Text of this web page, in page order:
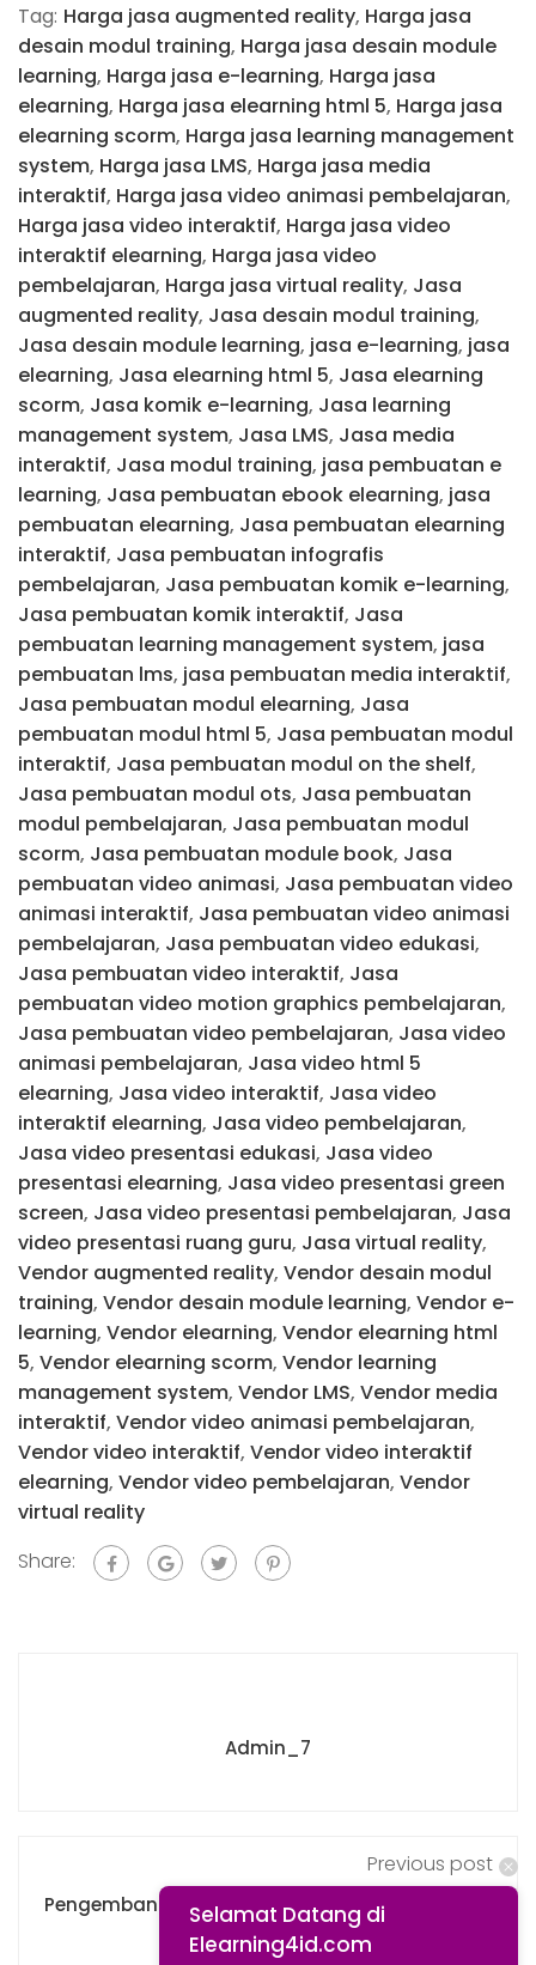
Tag: Harga jasa augmented reality, Harga jasa
desain modul training, Harga jasa desain module
learning, Harga jasa e-learning, Harga jasa
elearning, Harga jasa elearning html 5, Harga jasa
elearning scorm, Harga jasa learning management
system, Harga jasa LMS, Harga jasa media
interaktif, Harga jasa video animasi pembelajaran,
Harga jasa video interaktif, Harga jasa video
interaktif elearning, Harga jasa video
pembelajaran, Harga jasa virtual reality, Jasa
augmented reality, Jasa desain modul training,
Jasa desain module learning, jasa e-learning, jasa
elearning, Jasa elearning html 5, Jasa elearning
scorm, Jasa komik e-learning, Jasa learning
management system, Jasa LMS, Jasa media
interaktif, Jasa modul training, jasa pembuatan e
learning, Jasa pembuatan ebook elearning, jasa
pembuatan elearning, Jasa pembuatan elearning
interaktif, Jasa pembuatan infografis
pembelajaran, Jasa pembuatan komik e-learning,
Jasa pembuatan komik interaktif, Jasa
pembuatan learning management system, jasa
pembuatan lms, jasa pembuatan media interaktif,
Jasa pembuatan modul elearning, Jasa
pembuatan modul html 5, Jasa pembuatan modul
interaktif, Jasa pembuatan modul on the shelf,
Jasa pembuatan modul ots, Jasa pembuatan
modul pembelajaran, Jasa pembuatan modul
scorm, Jasa pembuatan module book, Jasa
pembuatan video animasi, Jasa pembuatan video
animasi interaktif, Jasa pembuatan video animasi
pembelajaran, Jasa pembuatan video edukasi,
Jasa pembuatan video interaktif, Jasa
pembuatan video motion graphics pembelajaran,
Jasa pembuatan video pembelajaran, Jasa video
animasi pembelajaran, Jasa video html 5
elearning, Jasa video interaktif, Jasa video
interaktif elearning, Jasa video pembelajaran,
Jasa video presentasi edukasi, Jasa video
presentasi elearning, Jasa video presentasi green
screen, Jasa video presentasi pembelajaran, Jasa
video presentasi ruang guru, Jasa virtual reality,
Vendor augmented reality, Vendor desain modul
training, Vendor desain module learning, Vendor e-
learning, Vendor elearning, Vendor elearning html
5, Vendor elearning scorm, Vendor learning
management system, Vendor LMS, Vendor media
interaktif, Vendor video animasi pembelajaran,
Vendor video interaktif, Vendor video interaktif
elearning, Vendor video pembelajaran, Vendor
virtual reality
Share:
Admin_7
Previous post
Pengembangan Modul eBook: Bagaimana Cara
Memilih Topik Ebook?
Selamat Datang di
Elearning4id.com